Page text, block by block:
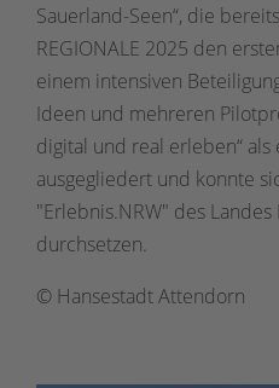
Sauerland-Seen“, die
REGIONALE 2025 den
einem intensiven
Ideen und mehreren
digital und real erleben“
ausgegliedert und konnte
"Erlebnis.NRW" des
durchsetzen.
© Hansestadt Attendorn